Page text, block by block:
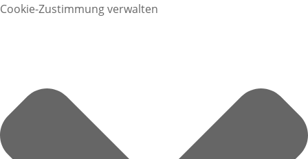
Cookie-Zustimmung verwalten